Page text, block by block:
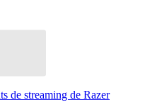
de streaming de Razer